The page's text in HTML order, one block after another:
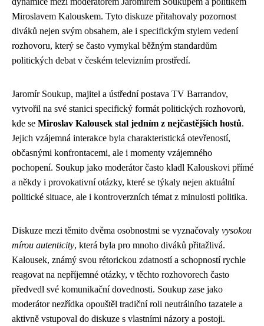
Miroslavem Kalouskem. Tyto diskuze přitahovaly pozornost
diváků nejen svým obsahem, ale i specifickým stylem vedení
rozhovoru, který se často vymykal běžným standardům
politických debat v českém televizním prostředí.
Jaromír Soukup, majitel a ústřední postava TV Barrandov,
vytvořil na své stanici specifický formát politických rozhovorů,
kde se Miroslav Kalousek stal jedním z nejčastějších hostů.
Jejich vzájemná interakce byla charakteristická otevřeností,
občasnými konfrontacemi, ale i momenty vzájemného
pochopení. Soukup jako moderátor často kladl Kalouskovi přímé
a někdy i provokativní otázky, které se týkaly nejen aktuální
politické situace, ale i kontroverzních témat z minulosti politika.
Diskuze mezi těmito dvěma osobnostmi se vyznačovaly vysokou
mírou autenticity, která byla pro mnoho diváků přitažlivá.
Kalousek, známý svou rétorickou zdatností a schopností rychle
reagovat na nepříjemné otázky, v těchto rozhovorech často
předvedl své komunikační dovednosti. Soukup zase jako
moderátor nezřídka opouštěl tradiční roli neutrálního tazatele a
aktivně vstupoval do diskuze s vlastními názory a postoji.